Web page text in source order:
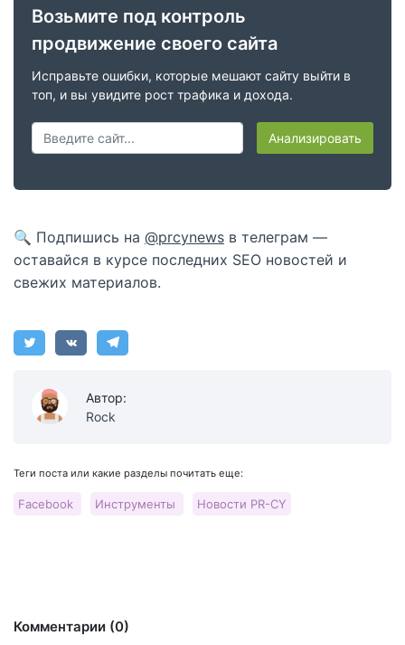
Возьмите под контроль
продвижение своего сайта
Исправьте ошибки, которые мешают сайту выйти в
топ, и вы увидите рост трафика и дохода.
Анализировать
🔍 Подпишись на @prcynews в телеграм —
оставайся в курсе последних SEO новостей и
свежих материалов.
Автор:
Rock
Теги поста или какие разделы почитать еще:
Facebook Инструменты Новости PR-CY
Комментарии (0)